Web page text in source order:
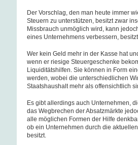
Der Vorschlag, den man heute immer
Steuern zu unterstützen, besitzt zwar
Missbrauch unmöglich wird, kann
eines Unternehmens verbessern,
Wer kein Geld mehr in der Kasse hat
wenn er riesige Steuergeschenke
Liquiditätshilfen. Sie können in Form
werden, wobei die unterschiedlichen
Staatshaushalt mehr als offensichtlich
Es gibt allerdings auch Unternehmen,
das Wegbrechen der Absatzmärkte
alle möglichen Formen der Hilfe
ob ein Unternehmen durch die
besitzt.